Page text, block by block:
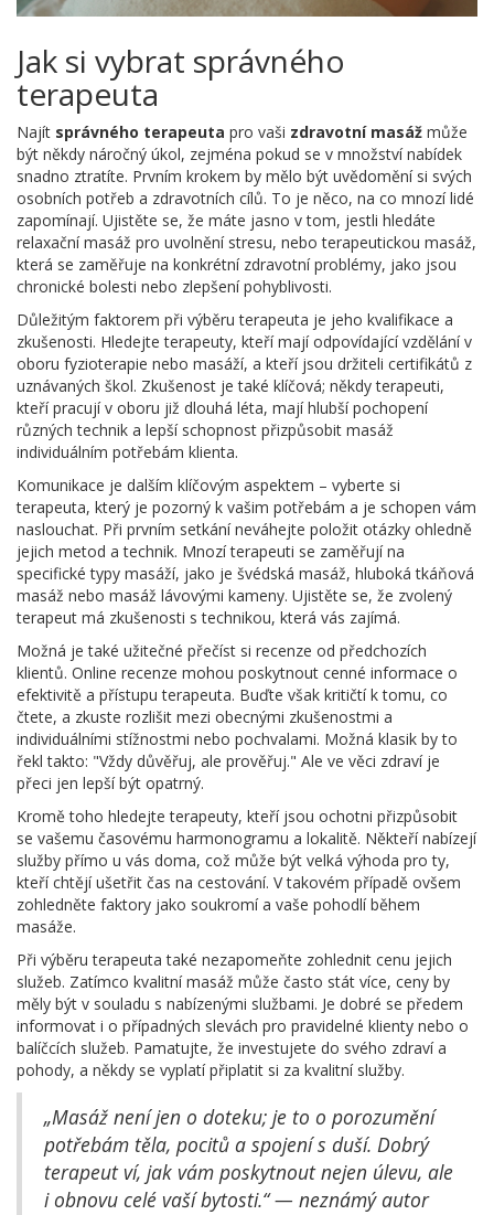
Jak si vybrat správného
terapeuta
Najít správného terapeuta pro vaši zdravotní masáž může
být někdy náročný úkol, zejména pokud se v množství nabídek
snadno ztratíte. Prvním krokem by mělo být uvědomění si svých
osobních potřeb a zdravotních cílů. To je něco, na co mnozí lidé
zapomínají. Ujistěte se, že máte jasno v tom, jestli hledáte
relaxační masáž pro uvolnění stresu, nebo terapeutickou masáž,
která se zaměřuje na konkrétní zdravotní problémy, jako jsou
chronické bolesti nebo zlepšení pohyblivosti.
Důležitým faktorem při výběru terapeuta je jeho kvalifikace a
zkušenosti. Hledejte terapeuty, kteří mají odpovídající vzdělání v
oboru fyzioterapie nebo masáží, a kteří jsou držiteli certifikátů z
uznávaných škol. Zkušenost je také klíčová; někdy terapeuti,
kteří pracují v oboru již dlouhá léta, mají hlubší pochopení
různých technik a lepší schopnost přizpůsobit masáž
individuálním potřebám klienta.
Komunikace je dalším klíčovým aspektem – vyberte si
terapeuta, který je pozorný k vašim potřebám a je schopen vám
naslouchat. Při prvním setkání neváhejte položit otázky ohledně
jejich metod a technik. Mnozí terapeuti se zaměřují na
specifické typy masáží, jako je švédská masáž, hluboká tkáňová
masáž nebo masáž lávovými kameny. Ujistěte se, že zvolený
terapeut má zkušenosti s technikou, která vás zajímá.
Možná je také užitečné přečíst si recenze od předchozích
klientů. Online recenze mohou poskytnout cenné informace o
efektivitě a přístupu terapeuta. Buďte však kritičtí k tomu, co
čtete, a zkuste rozlišit mezi obecnými zkušenostmi a
individuálními stížnostmi nebo pochvalami. Možná klasik by to
řekl takto: "Vždy důvěřuj, ale prověřuj." Ale ve věci zdraví je
přeci jen lepší být opatrný.
Kromě toho hledejte terapeuty, kteří jsou ochotni přizpůsobit
se vašemu časovému harmonogramu a lokalitě. Někteří nabízejí
služby přímo u vás doma, což může být velká výhoda pro ty,
kteří chtějí ušetřit čas na cestování. V takovém případě ovšem
zohledněte faktory jako soukromí a vaše pohodlí během
masáže.
Při výběru terapeuta také nezapomeňte zohlednit cenu jejich
služeb. Zatímco kvalitní masáž může často stát více, ceny by
měly být v souladu s nabízenými službami. Je dobré se předem
informovat i o případných slevách pro pravidelné klienty nebo o
balíčcích služeb. Pamatujte, že investujete do svého zdraví a
pohody, a někdy se vyplatí připlatit si za kvalitní služby.
„Masáž není jen o doteku; je to o porozumění
potřebám těla, pocitů a spojení s duší. Dobrý
terapeut ví, jak vám poskytnout nejen úlevu, ale
i obnovu celé vaší bytosti.“ — neznámý autor